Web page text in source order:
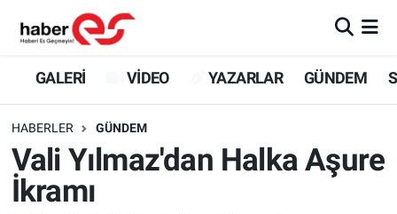
GALERİ VİDEO YAZARLAR GÜNDEM
HABERLER GÜNDEM
Vali Yılmaz'dan Halka Aşure
İkramı
GALERİ
YAZARLAR
GÜNDEM
Eskişehir Nöbetçi Eczaneler
Eskişehir Trafik Yoğunluk Haritası
Süper Lig Puan Durumu ve Fikstür